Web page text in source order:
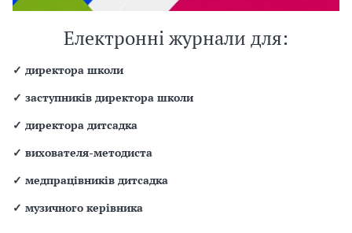
Електронні журнали для:
✓ директора школи
✓ заступників директора школи
✓ директора дитсадка
✓ вихователя-методиста
✓ медпрацівників дитсадка
✓ музичного керівника